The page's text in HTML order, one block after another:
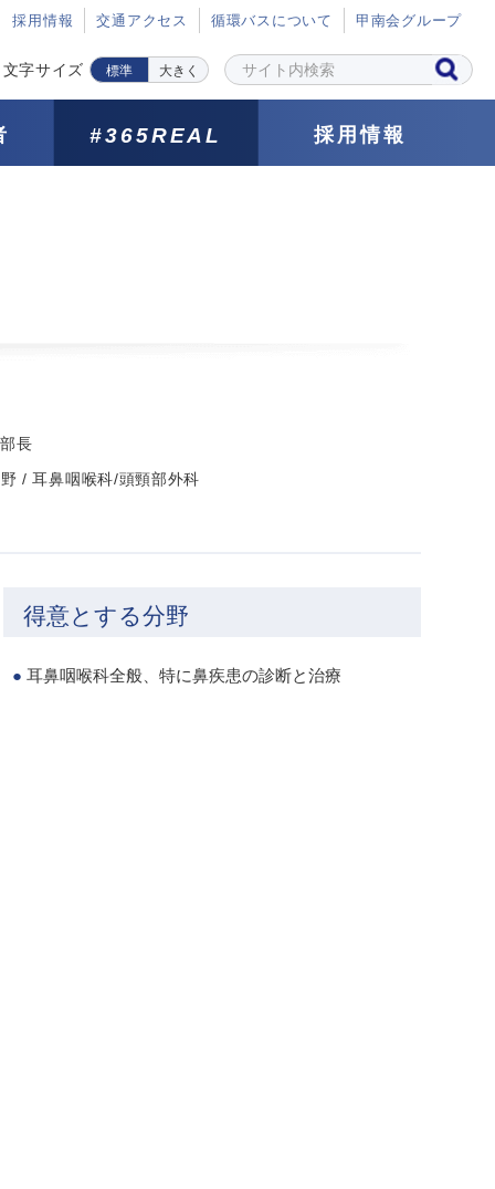
採⽤情報 交通アクセス 循環バスについて 甲南会グループ
文字サイズ 標準 大きく
#365REAL 採用情報
長
/ 耳鼻咽喉科/頭頸部外科
得意とする分野
耳鼻咽喉科全般、特に鼻疾患の診断と治療